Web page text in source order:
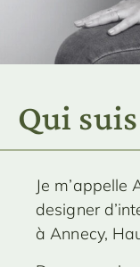
Qui
Je m’appelle
designer
à Annecy,